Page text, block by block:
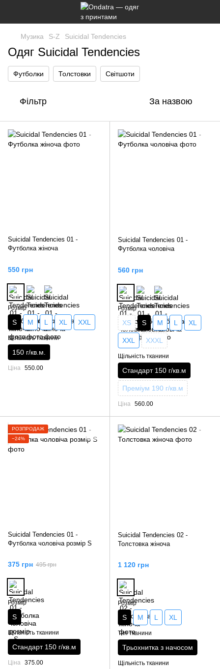
Музика S-Z Suicidal Tendencies
Одяг Suicidal Tendencies
Футболки Толстовки Світшоти
Фільтр За назвою
Suicidal Tendencies 01 -
Футболка жіноча
550 грн
Розмір
S M L XL XXL
Щільність тканини
150 г/кв.м.
Ціна 550.00
Suicidal Tendencies 01 -
Футболка чоловіча
560 грн
Розмір
XS S M L XL
XXL XXXL
Щільність тканини
Стандарт 150 г/кв.м
Преміум 190 г/кв.м
Ціна 560.00
РОЗПРОДАЖ
−24%
Suicidal Tendencies 01 -
Футболка чоловіча розмір S
375 грн 495 грн
Розмір
S
Щільність тканини
Стандарт 150 г/кв.м
Ціна 375.00
Suicidal Tendencies 02 -
Толстовка жіноча
1 120 грн
Розмір
S M L XL
Тип тканини
Трьохнитка з начосом
Щільність тканини